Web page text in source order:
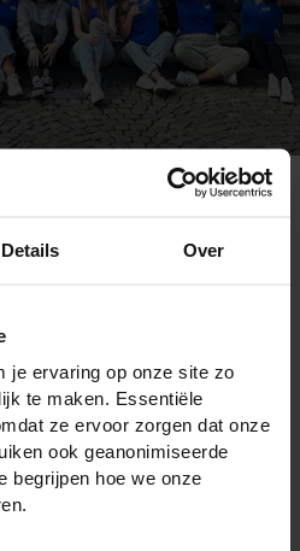
Details Over
je ervaring op onze site zo
te maken. Essentiële
ze ervoor zorgen dat onze
ook geanonimiseerde
begrijpen hoe we onze
ons bedrijf
we verschillende
als één van de snelst